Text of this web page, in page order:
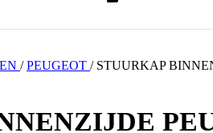
/ PEUGEOT / STUURKAP